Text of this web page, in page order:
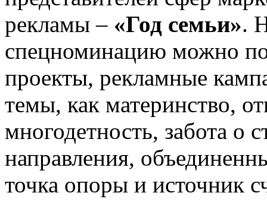
рекламы – «Год семьи».
спецноминацию можно
проекты, рекламные
темы, как материнство,
многодетность, забота о
направления,
точка опоры и источник